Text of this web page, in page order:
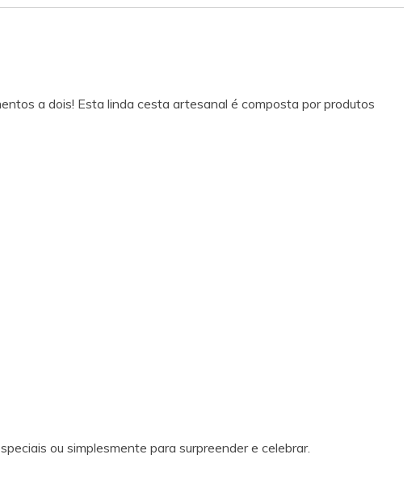
a dois! Esta linda cesta artesanal é composta por produtos
ou simplesmente para surpreender e celebrar.